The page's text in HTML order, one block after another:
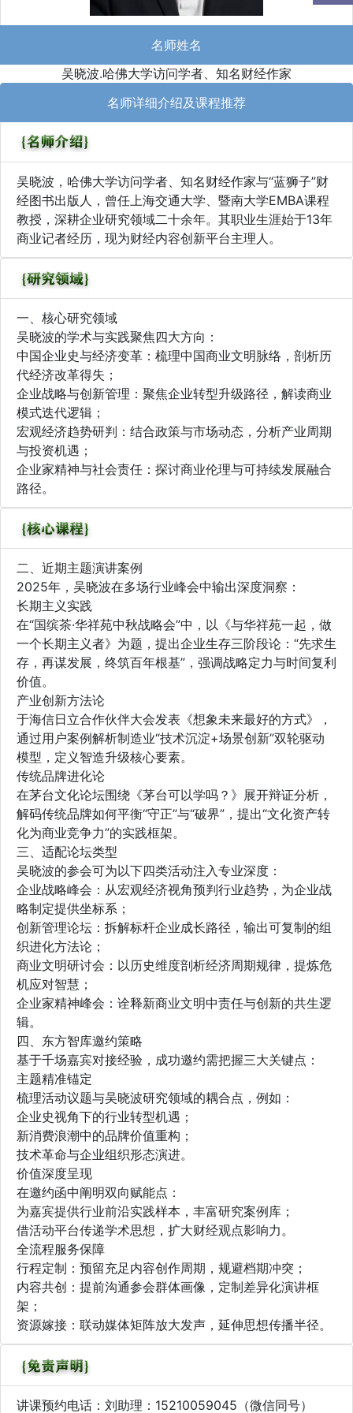
名师姓名
吴晓波.哈佛大学访问学者、知名财经作家
名师详细介绍及课程推荐
吴晓波，哈佛大学访问学者、知名财经作家与“蓝狮子”财
经图书出版人，曾任上海交通大学、暨南大学EMBA课程
教授，深耕企业研究领域二十余年。其职业生涯始于13年
商业记者经历，现为财经内容创新平台主理人。
一、核心研究领域
吴晓波的学术与实践聚焦四大方向：
中国企业史与经济变革：梳理中国商业文明脉络，剖析历
代经济改革得失；
企业战略与创新管理：聚焦企业转型升级路径，解读商业
模式迭代逻辑；
宏观经济趋势研判：结合政策与市场动态，分析产业周期
与投资机遇；
企业家精神与社会责任：探讨商业伦理与可持续发展融合
路径。
二、近期主题演讲案例
2025年，吴晓波在多场行业峰会中输出深度洞察：
长期主义实践
在“国缤茶·华祥苑中秋战略会”中，以《与华祥苑一起，做
一个长期主义者》为题，提出企业生存三阶段论：“先求生
存，再谋发展，终筑百年根基”，强调战略定力与时间复利
价值。
产业创新方法论
于海信日立合作伙伴大会发表《想象未来最好的方式》，
通过用户案例解析制造业“技术沉淀+场景创新”双轮驱动
模型，定义智造升级核心要素。
传统品牌进化论
在茅台文化论坛围绕《茅台可以学吗？》展开辩证分析，
解码传统品牌如何平衡“守正”与“破界”，提出“文化资产转
化为商业竞争力”的实践框架。
三、适配论坛类型
吴晓波的参会可为以下四类活动注入专业深度：
企业战略峰会：从宏观经济视角预判行业趋势，为企业战
略制定提供坐标系；
创新管理论坛：拆解标杆企业成长路径，输出可复制的组
织进化方法论；
商业文明研讨会：以历史维度剖析经济周期规律，提炼危
机应对智慧；
企业家精神峰会：诠释新商业文明中责任与创新的共生逻
辑。
四、东方智库邀约策略
基于千场嘉宾对接经验，成功邀约需把握三大关键点：
主题精准锚定
梳理活动议题与吴晓波研究领域的耦合点，例如：
企业史视角下的行业转型机遇；
新消费浪潮中的品牌价值重构；
技术革命与企业组织形态演进。
价值深度呈现
在邀约函中阐明双向赋能点：
为嘉宾提供行业前沿实践样本，丰富研究案例库；
借活动平台传递学术思想，扩大财经观点影响力。
全流程服务保障
行程定制：预留充足内容创作周期，规避档期冲突；
内容共创：提前沟通参会群体画像，定制差异化演讲框
架；
资源嫁接：联动媒体矩阵放大发声，延伸思想传播半径。
讲课预约电话：刘助理：15210059045（微信同号）